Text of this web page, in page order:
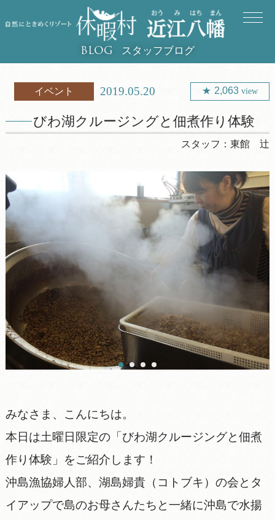
BLOG スタッフブログ
イベント 2019.05.20 2,063view
びわ湖クルージングと佃煮作り体験
スタッフ：東館 辻
みなさま、こんにちは。
本日は土曜日限定の「びわ湖クルージングと佃煮
作り体験」をご紹介します！
沖島漁協婦人部、湖島婦貴（コトブキ）の会とタ
イアップで島のお母さんたちと一緒に沖島で水揚